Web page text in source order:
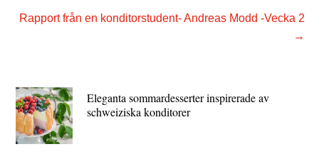
Rapport från en konditorstudent- Andreas Modd -Vecka 2
→
Eleganta sommardesserter inspirerade av
schweiziska konditorer